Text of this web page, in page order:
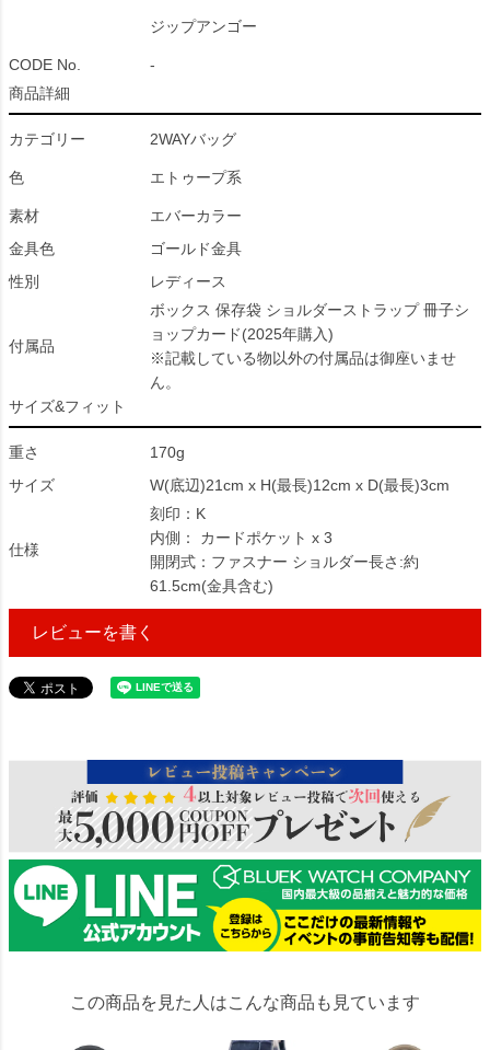
ジップアンゴー
CODE No.
-
商品詳細
カテゴリー 2WAYバッグ
色 エトゥープ系
素材
エバーカラー
金具色
ゴールド金具
性別
レディース
付属品
ボックス 保存袋 ショルダーストラップ 冊子シ
ョップカード(2025年購入)
※記載している物以外の付属品は御座いませ
ん。
サイズ&フィット
重さ
170g
サイズ
W(底辺)21cm x H(最長)12cm x D(最長)3cm
仕様
刻印：K
内側： カードポケット x 3
開閉式：ファスナー ショルダー長さ:約
61.5cm(金具含む)
レビューを書く
この商品を見た人はこんな商品も見ています